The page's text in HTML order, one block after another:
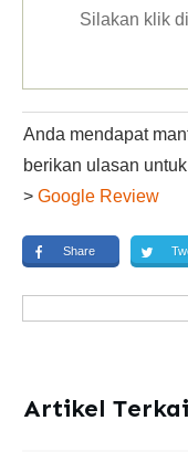
Silakan klik
Anda mendapat
berikan ulasan
> Google Review
Share
Artikel